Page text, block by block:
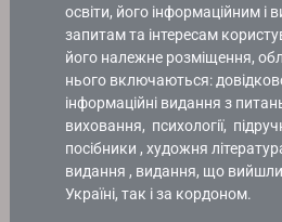
освіти, його інформаційним і
запитам та інтересам
його належне розміщення,
нього включаються:
інформаційні видання з
виховання, психології,
посібники , художня
видання , видання, що
Україні, так і за кордоном.